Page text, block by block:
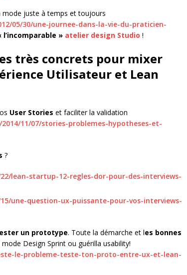
mode juste à temps et toujours
05/30/une-journee-dans-la-vie-du-praticien-
l’incomparable » atelier design Studio !
très concrets pour mixer
Utilisateur et Lean
User Stories et faciliter la validation
11/07/stories-problemes-hypotheses-et-
?
lean-startup-12-regles-dor-pour-des-interviews-
une-question-ux-puissante-pour-vos-interviews-
un prototype. Toute la démarche et les bonnes
Design Sprint ou guérilla usability!
le-probleme-teste-ton-proto-entre-ux-et-lean-